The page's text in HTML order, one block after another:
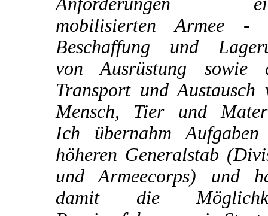
mobilisierten Armee -
Beschaffung und
von Ausrüstung sowie
Transport und Austausch
Mensch, Tier und
Ich übernahm
höheren Generalstab
und Armeecorps) und
damit die